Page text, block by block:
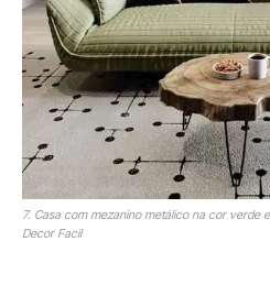
7. Casa com mezanino metálico na cor verde
Decor Facil